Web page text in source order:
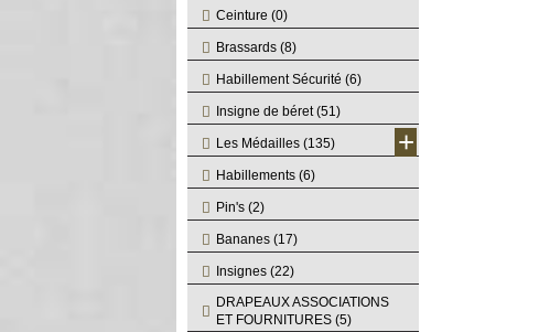
Ceinture (0)
Brassards (8)
Habillement Sécurité (6)
Insigne de béret(51)
Les Médailles (135) +
Habillements (6)
Pin's (2)
Bananes (17)
Insignes (22)
DRAPEAUX ASSOCIATIONS
ET FOURNITURES (5)